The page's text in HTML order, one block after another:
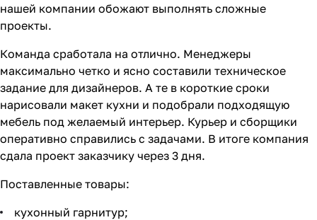
нашей компании обожают выполнять сложные
проекты.
Команда сработала на отлично. Менеджеры
максимально четко и ясно составили техническое
задание для дизайнеров. А те в короткие сроки
нарисовали макет кухни и подобрали подходящую
мебель под желаемый интерьер. Курьер и сборщики
оперативно справились с задачами. В итоге компания
сдала проект заказчику через 3 дня.
Поставленные товары:
кухонный гарнитур;